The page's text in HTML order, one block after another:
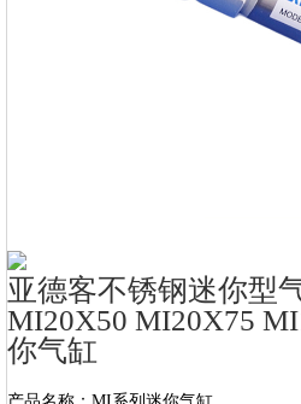
亚德客不锈钢迷你型
MI20X50 MI20X75
你气缸